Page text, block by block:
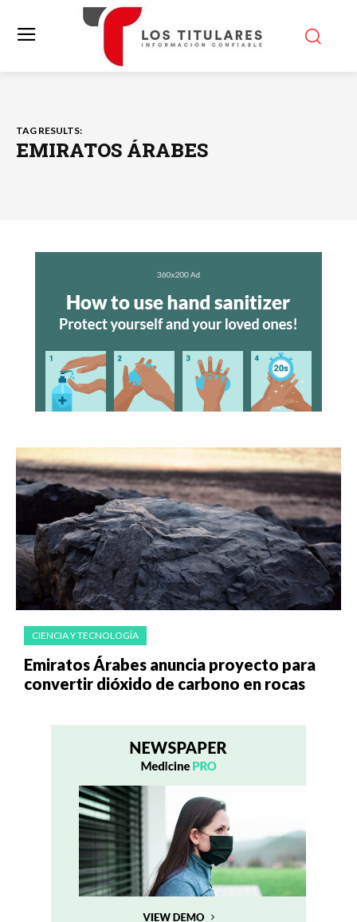
TAG RESULTS:
EMIRATOS ÁRABES
CIENCIA Y TECNOLOGÍA
Emi­ra­tos Ára­bes anun­cia pro­yec­to para
con­ver­tir dió­xi­do de car­bono en ro­cas